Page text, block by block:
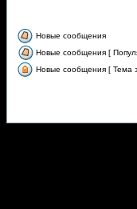
Новые сообщения
Новые сообщения [
Новые сообщения [ Тема